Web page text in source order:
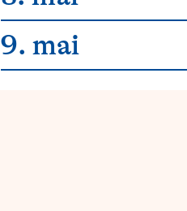
9. mai